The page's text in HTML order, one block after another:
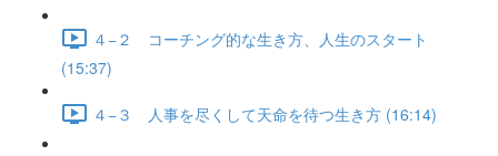
４−２ コーチング的な生き方、人生のスタート
(15:37)
４−３ 人事を尽くして天命を待つ生き方 (16:14)